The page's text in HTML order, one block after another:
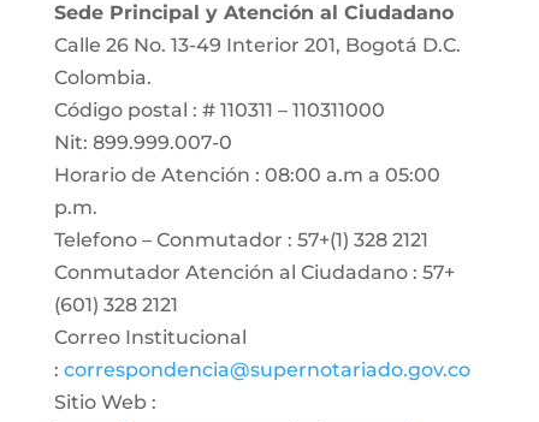
Sede Principal y Atención al Ciudadano
Calle 26 No. 13-49 Interior 201, Bogotá D.C.
Colombia.
Código postal : # 110311 – 110311000
Nit: 899.999.007-0
Horario de Atención : 08:00 a.m a 05:00
p.m.
Telefono – Conmutador : 57+(1) 328 2121
Conmutador Atención al Ciudadano : 57+
(601) 328 2121
Correo Institucional
: correspondencia@supernotariado.gov.co
Sitio Web :